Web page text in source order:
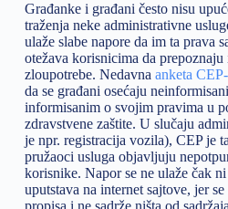
Građanke i građani često nisu
traženja neke administrativne
ulaže slabe napore da im ta prava
otežava korisnicima da
zloupotrebe. Nedavna anketa
da se građani osećaju
informisanim o svojim pravima u
zdravstvene zaštite. U slučaju
je npr. registracija vozila), CEP je
pružaoci usluga objavljuju
korisnike. Napor se ne ulaže čak
uputstava na internet sajtove, jer